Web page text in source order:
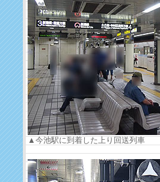
▲今池駅に到着した上り回送列車